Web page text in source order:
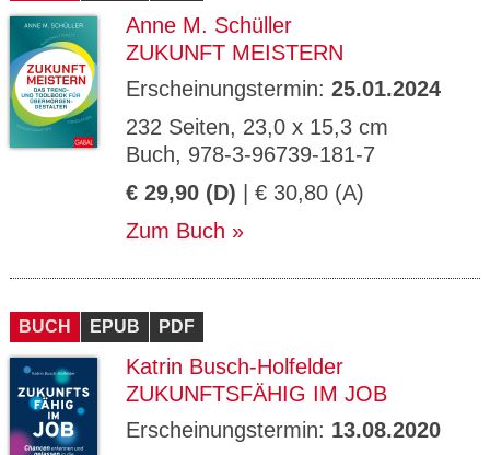
Anne M. Schüller
ZUKUNFT MEISTERN
Erscheinungstermin: 25.01.2024
232 Seiten, 23,0 x 15,3 cm
Buch, 978-3-96739-181-7
€ 29,90 (D) | € 30,80 (A)
Zum Buch
BUCH EPUB PDF
Katrin Busch-Holfelder
ZUKUNFTSFÄHIG IM JOB
Erscheinungstermin: 13.08.2020